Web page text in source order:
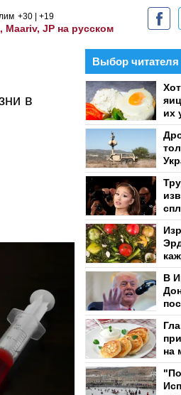
+30 +19
Maariv, JP на русском
в
Выбор читателя
их
В
на